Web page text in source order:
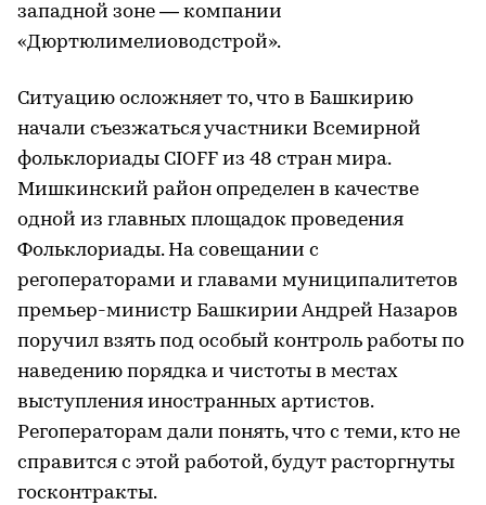
западной зоне — компании
«Дюртюлимелиоводстрой».
Ситуацию осложняет то, что в Башкирию
начали съезжаться участники Всемирной
фольклориады CIOFF из 48 стран мира.
Мишкинский район определен в качестве
одной из главных площадок проведения
Фольклориады. На совещании с
регоператорами и главами муниципалитетов
премьер-министр Башкирии Андрей Назаров
поручил взять под особый контроль работы по
наведению порядка и чистоты в местах
выступления иностранных артистов.
Регоператорам дали понять, что с теми, кто не
справится с этой работой, будут расторгнуты
госконтракты.